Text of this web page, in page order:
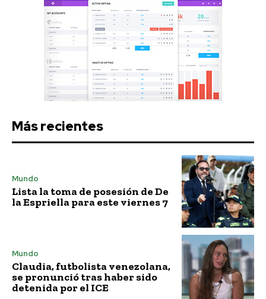
Más recientes
Mundo
Lista la toma de posesión de De
la Espriella para este viernes 7
Mundo
Claudia, futbolista venezolana,
se pronunció tras haber sido
detenida por el ICE